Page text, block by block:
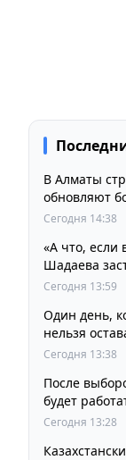
В Алматы
обновляют
Сегодня 14:38
«А что, если
Шадаева
задуматься
Сегодня 13:59
Один день,
нельзя
Сегодня 13:38
После
будет
Казахстан
Сегодня 13:28